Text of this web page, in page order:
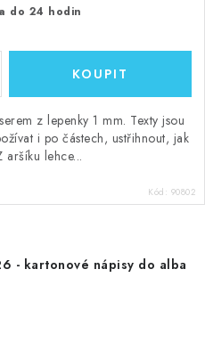
do 24 hodin
z lepenky 1 mm. Texty jsou
i po částech, ustřihnout, jak
aršíku lehce...
Kód: 90802
- kartonové nápisy do alba